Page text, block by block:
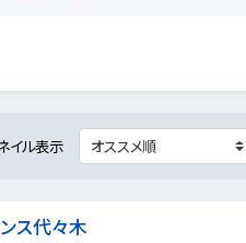
イル表示
ス代々木